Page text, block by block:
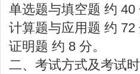
单选题与填空题 约 40
计算题与应用题 约 72
证明题 约 8 分。
二、考试方式及考试